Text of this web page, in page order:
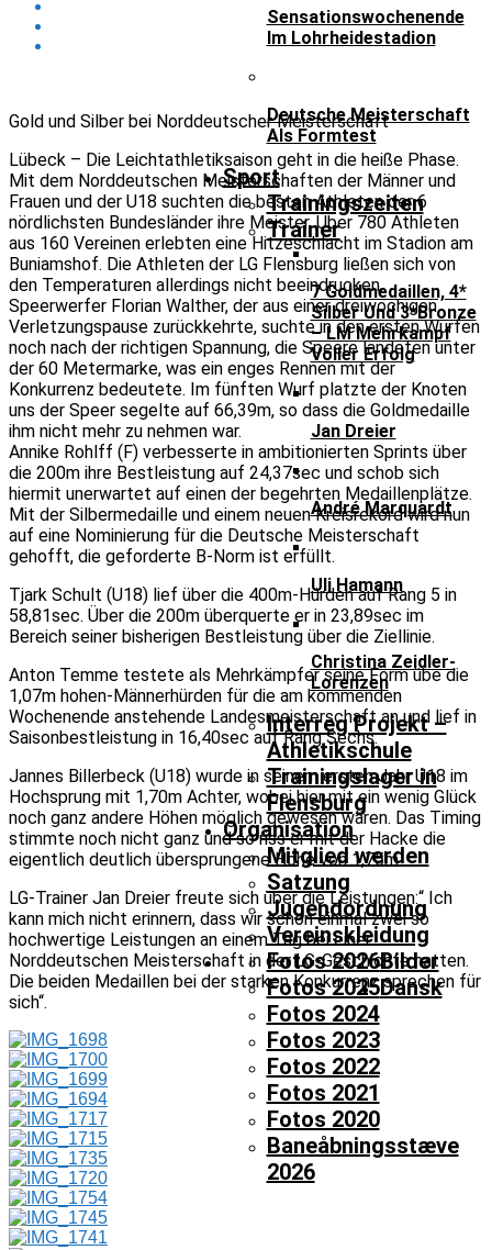
Sensationswochenende
Im Lohrheidestadion
Deutsche Meisterschaft
Als Formtest
Sport
Trainingszeiten
Trainer
7 Goldmedaillen, 4*
Silber Und 3*Bronze
– LM Mehrkampf
Voller Erfolg
Jan Dreier
André Marquardt
Uli Hamann
Christina Zeidler-
Lorenzen
Interreg Projekt –
Athletikschule
Trainingslager in
Flensburg
Organisation
Mitglied werden
Satzung
Jugendordnung
Vereinskleidung
Bilder
Fotos 2026
Fotos 2025
Fotos 2024
Fotos 2023
Fotos 2022
Fotos 2021
Fotos 2020
Dansk
Baneåbningsstæve
2026
Gold und Silber bei Norddeutscher Meisterschaft
Lübeck – Die Leichtathletiksaison geht in die heiße Phase.
Mit dem Norddeutschen Meisterschaften der Männer und
Frauen und der U18 suchten die besten Athleten der 6
nördlichsten Bundesländer ihre Meister. Über 780 Athleten
aus 160 Vereinen erlebten eine Hitzeschlacht im Stadion am
Buniamshof. Die Athleten der LG Flensburg ließen sich von
den Temperaturen allerdings nicht beeindrucken.
Speerwerfer Florian Walther, der aus einer dreiwöchigen
Verletzungspause zurückkehrte, suchte in den ersten Würfen
noch nach der richtigen Spannung, die Speere landeten unter
der 60 Metermarke, was ein enges Rennen mit der
Konkurrenz bedeutete. Im fünften Wurf platzte der Knoten
uns der Speer segelte auf 66,39m, so dass die Goldmedaille
ihm nicht mehr zu nehmen war.
Annike Rohlff (F) verbesserte in ambitionierten Sprints über
die 200m ihre Bestleistung auf 24,37sec und schob sich
hiermit unerwartet auf einen der begehrten Medaillenplätze.
Mit der Silbermedaille und einem neuen Kreisrekord wird nun
auf eine Nominierung für die Deutsche Meisterschaft
gehofft, die geforderte B-Norm ist erfüllt.
Tjark Schult (U18) lief über die 400m-Hürden auf Rang 5 in
58,81sec. Über die 200m überquerte er in 23,89sec im
Bereich seiner bisherigen Bestleistung über die Ziellinie.
Anton Temme testete als Mehrkämpfer seine Form übe die
1,07m hohen-Männerhürden für die am kommenden
Wochenende anstehende Landesmeisterschaft an und lief in
Saisonbestleistung in 16,40sec auf Rang Sechs.
Jannes Billerbeck (U18) wurde in seinem ersten Jahr U18 im
Hochsprung mit 1,70m Achter, wobei hier mit ein wenig Glück
noch ganz andere Höhen möglich gewesen wären. Das Timing
stimmte noch nicht ganz und so riss er mit der Hacke die
eigentlich deutlich übersprungene Höhe von 1,75m.
LG-Trainer Jan Dreier freute sich über die Leistungen:“ Ich
kann mich nicht erinnern, dass wir schon einmal zwei so
hochwertige Leistungen an einem Tag bei einer
Norddeutschen Meisterschaft in der LG-Geschichte hatten.
Die beiden Medaillen bei der starken Konkurrenz sprechen für
sich“.